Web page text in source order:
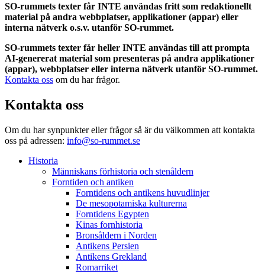
SO-rummets texter får INTE användas fritt som redaktionellt
material på andra webbplatser, applikationer (appar) eller
interna nätverk o.s.v. utanför SO-rummet.
SO-rummets texter får heller INTE användas till att prompta
AI-genererat material som presenteras på andra applikationer
(appar), webbplatser eller interna nätverk utanför SO-rummet.
Kontakta oss om du har frågor.
Kontakta oss
Om du har synpunkter eller frågor så är du välkommen att kontakta
oss på adressen: info@so-rummet.se
Historia
Människans förhistoria och stenåldern
Forntiden och antiken
Forntidens och antikens huvudlinjer
De mesopotamiska kulturerna
Forntidens Egypten
Kinas fornhistoria
Bronsåldern i Norden
Antikens Persien
Antikens Grekland
Romarriket